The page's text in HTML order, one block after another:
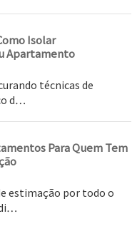
Isolar
Apartamento
técnicas de
d…
Para Quem Tem
estimação por todo o